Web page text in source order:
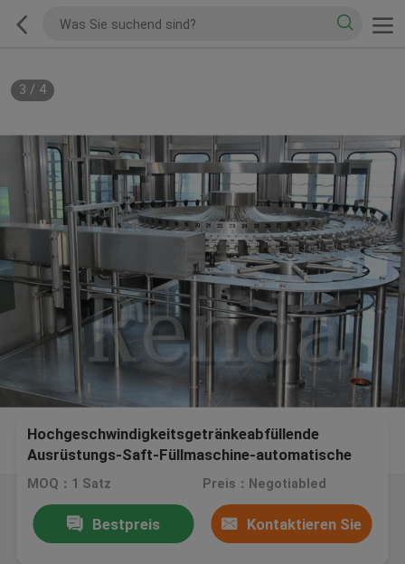
3 / 4
Hochgeschwindigkeitsgetränkeabfüllende
Ausrüstungs-Saft-Füllmaschine-automatische
mit einer Kappe bedeckende Spitzenfüllmaschine
MOQ：1 Satz Preis：Negotiabled
Bestpreis Kontaktieren Sie